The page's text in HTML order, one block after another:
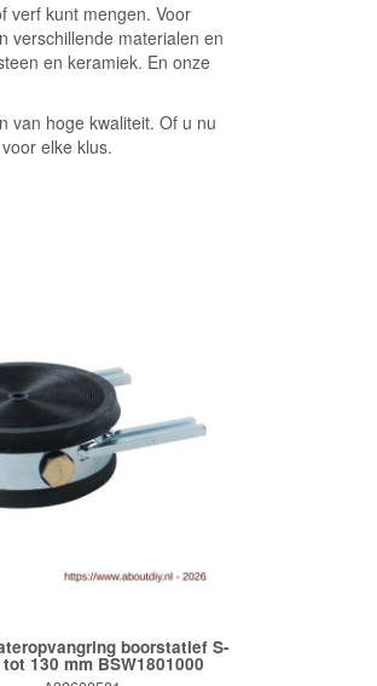
verf kunt mengen. Voor
verschillende materialen en
en keramiek. En onze
van hoge kwaliteit. Of u nu
elke klus.
boorstatief S-
tot 130 mm BSW1801000